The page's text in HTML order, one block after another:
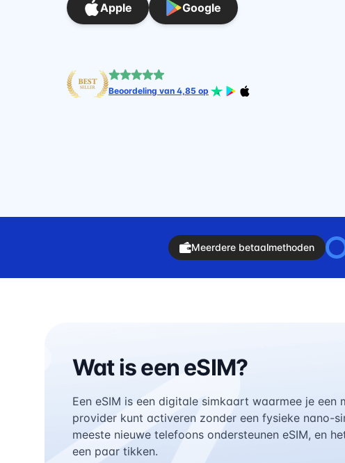
Apple Google
Beoordeling van 4,85 op
Meerdere betaalmethoden
Wat is een eSIM?
Een eSIM is een digitale simkaart waarmee je een
provider kunt activeren zonder een fysieke nano-
meeste nieuwe telefoons ondersteunen eSIM, en
een paar tikken.